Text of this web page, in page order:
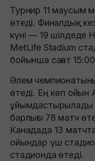
Турнир 11 маусым
өтеді. Финалдық
күні — 19 шілдеде
MetLife Stadium
бойынша сағат
Әлем
өтеді. Ең көп
ұйымдастырылады
барлығы 78 матч
Канадада 13
ойындар үш
стадионда өтеді.